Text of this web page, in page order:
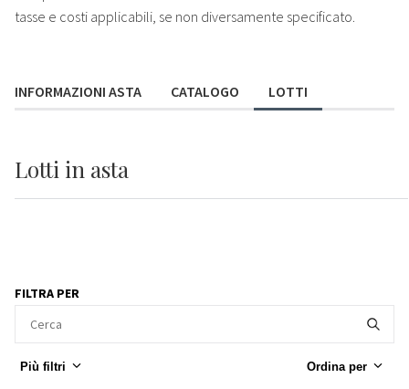
tasse e costi applicabili, se non diversamente specificato.
INFORMAZIONI ASTA CATALOGO LOTTI
Lotti in asta
FILTRA PER
Più filtri Ordina per